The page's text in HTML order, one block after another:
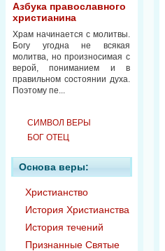
Азбука православного
христианина
Храм начинается с молитвы.
Богу угодна не всякая
молитва, но произносимая с
верой, пониманием и в
правильном состоянии духа.
Поэтому пе...
СИМВОЛ ВЕРЫ
БОГ ОТЕЦ
Основа веры:
Христианство
История Христианства
История течений
Признанные Святые